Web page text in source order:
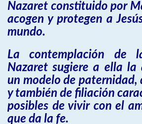
Nazaret constituido por
acogen y protegen a
mundo.
La contemplación de
Nazaret sugiere a ella la
un modelo de paternidad,
y también de filiación
posibles de vivir con el
que da la fe.